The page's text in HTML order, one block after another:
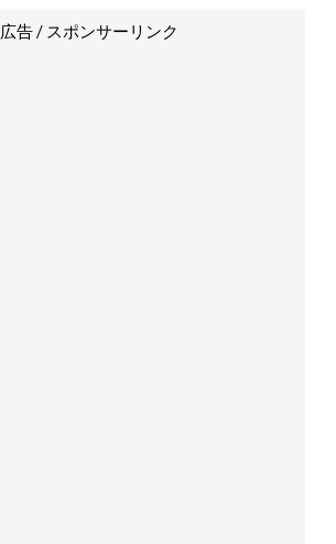
広告 / スポンサーリンク